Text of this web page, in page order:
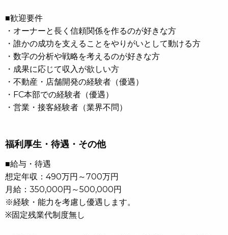
■歓迎要件
・オーナーと長く信頼関係を作るのが好きな方
・誰かの成功を支えることをやりがいとして動ける方
・数字の分析や戦略を考えるのが好きな方
・成果に応じて収入が欲しい方
・不動産・店舗開発の経験者（優遇）
・FC本部での経験者（優遇）
・営業・接客経験者（業界不問）
福利厚生・待遇・その他
■給与・待遇
想定年収：490万円～700万円
月給：350,000円～500,000円
※経験・能力を考慮し優遇します。
※固定残業代制度無し